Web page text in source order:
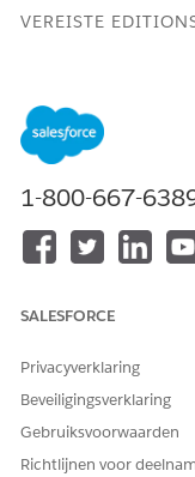
VEREISTE
Beschikbaar in:
Cloud, Digitale
Cloud
VEREISTE
Een
Open de
Als u de account
1-800-667-
SALESFORCE
Privacyverklaring
Beveiligingsverklaring
Gebruiksvoorwaarden
Richtlijnen voor